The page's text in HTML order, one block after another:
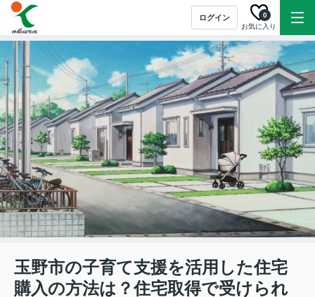
ログイン
お気に入り
0
玉野市の子育て支援を活用した住宅
購入の方法は？住宅取得で受けられ